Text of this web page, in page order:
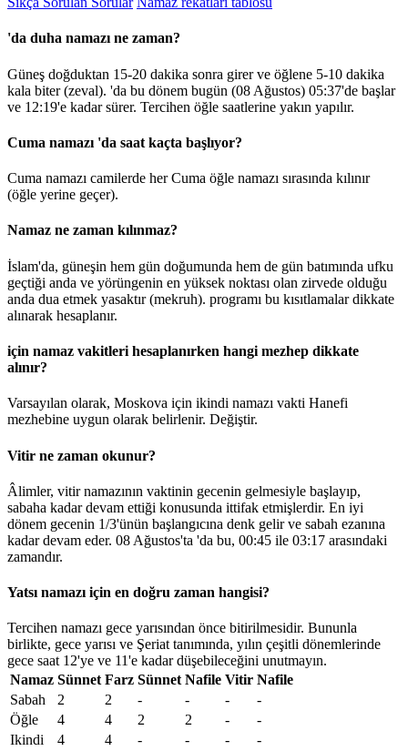
'da duha namazı ne zaman?
Güneş doğduktan 15-20 dakika sonra girer ve öğlene 5-10 dakika
kala biter (zeval). 'da bu dönem bugün (08 Ağustos) 05:37'de başlar
ve 12:19'e kadar sürer. Tercihen öğle saatlerine yakın yapılır.
Cuma namazı 'da saat kaçta başlıyor?
Cuma namazı camilerde her Cuma öğle namazı sırasında kılınır
(öğle yerine geçer).
Namaz ne zaman kılınmaz?
İslam'da, güneşin hem gün doğumunda hem de gün batımında ufku
geçtiği anda ve yörüngenin en yüksek noktası olan zirvede olduğu
anda dua etmek yasaktır (mekruh). programı bu kısıtlamalar dikkate
alınarak hesaplanır.
için namaz vakitleri hesaplanırken hangi mezhep dikkate
alınır?
Varsayılan olarak, Moskova için ikindi namazı vakti Hanefi
mezhebine uygun olarak belirlenir. Değiştir.
Vitir ne zaman okunur?
Âlimler, vitir namazının vaktinin gecenin gelmesiyle başlayıp,
sabaha kadar devam ettiği konusunda ittifak etmişlerdir. En iyi
dönem gecenin 1/3'ünün başlangıcına denk gelir ve sabah ezanına
kadar devam eder. 08 Ağustos'ta 'da bu, 00:45 ile 03:17 arasındaki
zamandır.
Yatsı namazı için en doğru zaman hangisi?
Tercihen namazı gece yarısından önce bitirilmesidir. Bununla
birlikte, gece yarısı ve Şeriat tanımında, yılın çeşitli dönemlerinde
gece saat 12'ye ve 11'e kadar düşebileceğini unutmayın.
Namaz Sünnet Farz Sünnet Nafile Vitir Nafile
Sabah
2 2 - - -
-
Öğle
4 4 2 2 -
-
Ikindi
4 4 - - -
-